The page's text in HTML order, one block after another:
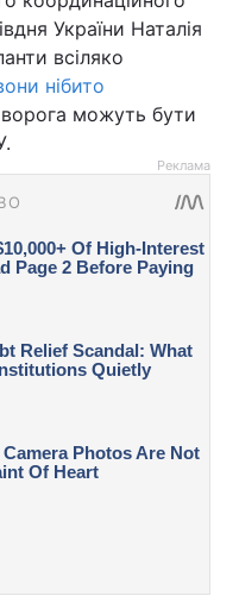
України Наталія
всіляко
нібито
ворога можуть бути
Реклама